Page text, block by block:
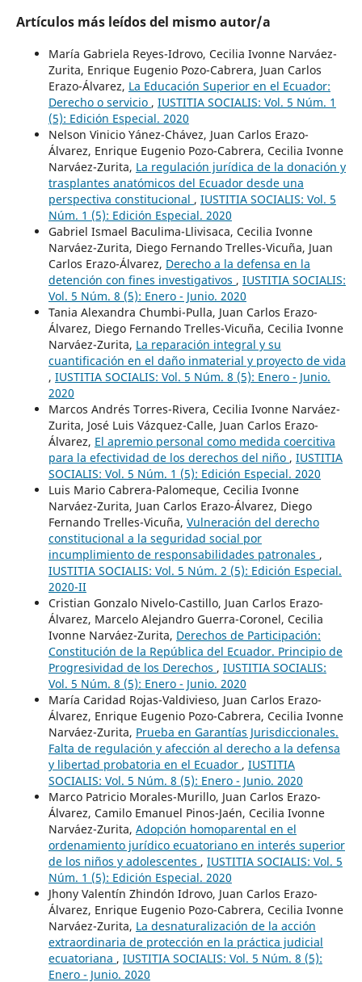
Artículos más leídos del mismo autor/a
María Gabriela Reyes-Idrovo, Cecilia Ivonne Narváez-
Zurita, Enrique Eugenio Pozo-Cabrera, Juan Carlos
Erazo-Álvarez, La Educación Superior en el Ecuador:
Derecho o servicio , IUSTITIA SOCIALIS: Vol. 5 Núm. 1
(5): Edición Especial. 2020
Nelson Vinicio Yánez-Chávez, Juan Carlos Erazo-
Álvarez, Enrique Eugenio Pozo-Cabrera, Cecilia Ivonne
Narváez-Zurita, La regulación jurídica de la donación y
trasplantes anatómicos del Ecuador desde una
perspectiva constitucional , IUSTITIA SOCIALIS: Vol. 5
Núm. 1 (5): Edición Especial. 2020
Gabriel Ismael Baculima-Llivisaca, Cecilia Ivonne
Narváez-Zurita, Diego Fernando Trelles-Vicuña, Juan
Carlos Erazo-Álvarez, Derecho a la defensa en la
detención con fines investigativos , IUSTITIA SOCIALIS:
Vol. 5 Núm. 8 (5): Enero - Junio. 2020
Tania Alexandra Chumbi-Pulla, Juan Carlos Erazo-
Álvarez, Diego Fernando Trelles-Vicuña, Cecilia Ivonne
Narváez-Zurita, La reparación integral y su
cuantificación en el daño inmaterial y proyecto de vida
, IUSTITIA SOCIALIS: Vol. 5 Núm. 8 (5): Enero - Junio.
2020
Marcos Andrés Torres-Rivera, Cecilia Ivonne Narváez-
Zurita, José Luis Vázquez-Calle, Juan Carlos Erazo-
Álvarez, El apremio personal como medida coercitiva
para la efectividad de los derechos del niño , IUSTITIA
SOCIALIS: Vol. 5 Núm. 1 (5): Edición Especial. 2020
Luis Mario Cabrera-Palomeque, Cecilia Ivonne
Narváez-Zurita, Juan Carlos Erazo-Álvarez, Diego
Fernando Trelles-Vicuña, Vulneración del derecho
constitucional a la seguridad social por
incumplimiento de responsabilidades patronales ,
IUSTITIA SOCIALIS: Vol. 5 Núm. 2 (5): Edición Especial.
2020-II
Cristian Gonzalo Nivelo-Castillo, Juan Carlos Erazo-
Álvarez, Marcelo Alejandro Guerra-Coronel, Cecilia
Ivonne Narváez-Zurita, Derechos de Participación:
Constitución de la República del Ecuador. Principio de
Progresividad de los Derechos , IUSTITIA SOCIALIS:
Vol. 5 Núm. 8 (5): Enero - Junio. 2020
María Caridad Rojas-Valdivieso, Juan Carlos Erazo-
Álvarez, Enrique Eugenio Pozo-Cabrera, Cecilia Ivonne
Narváez-Zurita, Prueba en Garantías Jurisdiccionales.
Falta de regulación y afección al derecho a la defensa
y libertad probatoria en el Ecuador , IUSTITIA
SOCIALIS: Vol. 5 Núm. 8 (5): Enero - Junio. 2020
Marco Patricio Morales-Murillo, Juan Carlos Erazo-
Álvarez, Camilo Emanuel Pinos-Jaén, Cecilia Ivonne
Narváez-Zurita, Adopción homoparental en el
ordenamiento jurídico ecuatoriano en interés superior
de los niños y adolescentes , IUSTITIA SOCIALIS: Vol. 5
Núm. 1 (5): Edición Especial. 2020
Jhony Valentín Zhindón Idrovo, Juan Carlos Erazo-
Álvarez, Enrique Eugenio Pozo-Cabrera, Cecilia Ivonne
Narváez-Zurita, La desnaturalización de la acción
extraordinaria de protección en la práctica judicial
ecuatoriana , IUSTITIA SOCIALIS: Vol. 5 Núm. 8 (5):
Enero - Junio. 2020